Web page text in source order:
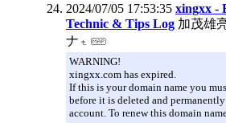
2024/07/05 17:53:35 xingxx -
Technic & Tips Log 加茂雄
ナ
WARNING!
xingxx.com has expired.
If this is your domain name you
before it is deleted and
account. To renew this domain